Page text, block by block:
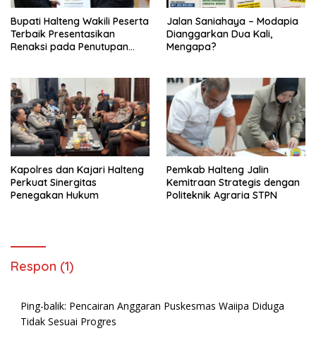
Bupati Halteng Wakili Peserta
Terbaik Presentasikan
Renaksi pada Penutupan
Jalan Saniahaya – Modapia
Dianggarkan Dua Kali,
Mengapa?
Kapolres dan Kajari Halteng
Perkuat Sinergitas
Penegakan Hukum
Pemkab Halteng Jalin
Kemitraan Strategis dengan
Politeknik Agraria STPN
Respon (1)
Ping-balik: Pencairan Anggaran Puskesmas Waiipa Diduga
Tidak Sesuai Progres